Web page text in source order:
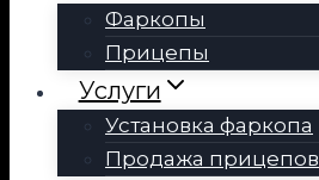
Фаркопы
Прицепы
Услуги
Установка фаркопа
Продажа прицепов